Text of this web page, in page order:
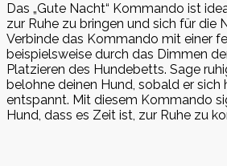
Das „Gute Nacht“ Kommando ist
zur Ruhe zu bringen und sich für die
Verbinde das Kommando mit einer
beispielsweise durch das Dimmen
Platzieren des Hundebetts. Sage
belohne deinen Hund, sobald er sich
entspannt. Mit diesem Kommando
Hund, dass es Zeit ist, zur Ruhe zu